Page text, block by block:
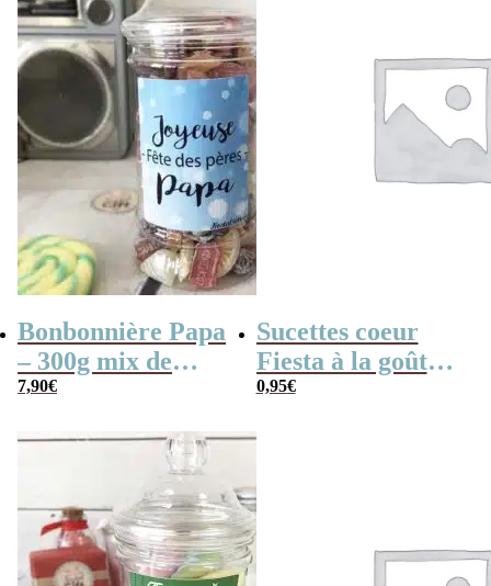
Bonbonnière Papa
– 300g mix de
bonbons anciens –
pères Papa”
7,90€
Sucettes coeur
Fiesta à la goût
cerise x 3
0,95€